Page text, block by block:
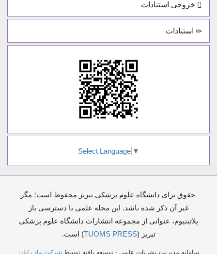
خروجی استنادات
استنادات
Select Language ▼
حقوق برای دانشگاه علوم پزشکی تبریز محفوظ است؛ مگر
غیر آن ذکر شده باشد. این مجله علمی با دسترسی باز
پلاتینیوم، عنوانی از مجموعه انتشارات دانشگاه علوم پزشکی
تبریز (TUOMS PRESS) است.
سامانه مدیریت نشریات علمی - توسعه یافته توسط شرکت ماد رایان